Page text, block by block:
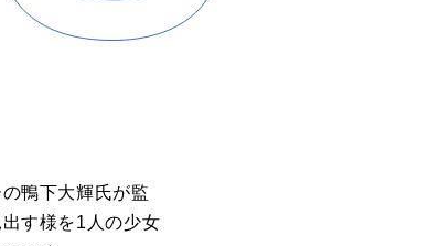
鴨下大輝氏が監
す様を1人の少女